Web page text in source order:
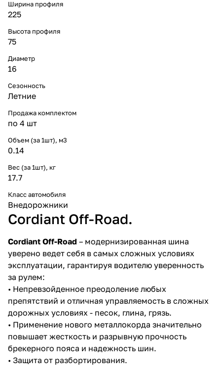
Ширина профиля
225
Высота профиля
75
Диаметр
16
Сезонность
Летние
Продажа комплектом
по 4 шт
Объем (за 1шт), м3
0.14
Вес (за 1шт), кг
17.7
Класс автомобиля
Внедорожники
Cordiant Off-Road.
Cordiant Off-Road – модернизированная шина
уверено ведет себя в самых сложных условиях
эксплуатации, гарантируя водителю уверенность
за рулем:
• Непревзойденное преодоление любых
препятствий и отличная управляемость в сложных
дорожных условиях - песок, глина, грязь.
• Применение нового металлокорда значительно
повышает жесткость и разрывную прочность
брекерного пояса и надежность шин.
• Защита от разбортирования.